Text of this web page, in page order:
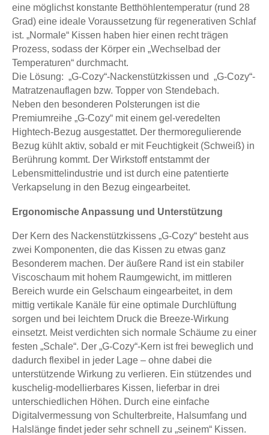
eine möglichst konstante Betthöhlentemperatur (rund 28
Grad) eine ideale Voraussetzung für regenerativen Schlaf
ist. „Normale“ Kissen haben hier einen recht trägen
Prozess, sodass der Körper ein „Wechselbad der
Temperaturen“ durchmacht.
Die Lösung: „G-Cozy“-Nackenstützkissen und „G-Cozy“-
Matratzenauflagen bzw. Topper von Stendebach.
Neben den besonderen Polsterungen ist die
Premiumreihe „G-Cozy“ mit einem gel-veredelten
Hightech-Bezug ausgestattet. Der thermoregulierende
Bezug kühlt aktiv, sobald er mit Feuchtigkeit (Schweiß) in
Berührung kommt. Der Wirkstoff entstammt der
Lebensmittelindustrie und ist durch eine patentierte
Verkapselung in den Bezug eingearbeitet.
Ergonomische Anpassung und Unterstützung
Der Kern des Nackenstützkissens „G-Cozy“ besteht aus
zwei Komponenten, die das Kissen zu etwas ganz
Besonderem machen. Der äußere Rand ist ein stabiler
Viscoschaum mit hohem Raumgewicht, im mittleren
Bereich wurde ein Gelschaum eingearbeitet, in dem
mittig vertikale Kanäle für eine optimale Durchlüftung
sorgen und bei leichtem Druck die Breeze-Wirkung
einsetzt. Meist verdichten sich normale Schäume zu einer
festen „Schale“. Der „G-Cozy“-Kern ist frei beweglich und
dadurch flexibel in jeder Lage – ohne dabei die
unterstützende Wirkung zu verlieren. Ein stützendes und
kuschelig-modellierbares Kissen, lieferbar in drei
unterschiedlichen Höhen. Durch eine einfache
Digitalvermessung von Schulterbreite, Halsumfang und
Halslänge findet jeder sehr schnell zu „seinem“ Kissen.